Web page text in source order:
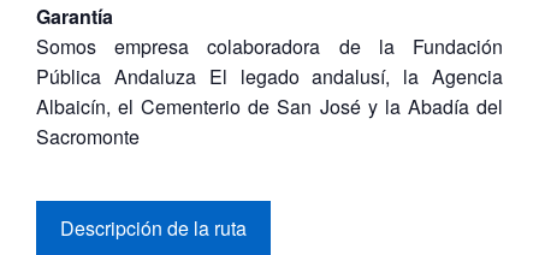
Garantía
Somos empresa colaboradora de la Fundación
Pública Andaluza El legado andalusí, la Agencia
Albaicín, el Cementerio de San José y la Abadía del
Sacromonte
Descripción de la ruta